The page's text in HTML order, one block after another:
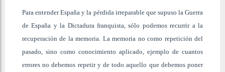
Para entender España y la pérdida irreparable que supuso la Guerra
de España y la Dictadura franquista, sólo podemos recurrir a la
recuperación de la memoria. La memoria no como repetición del
pasado, sino como conocimiento aplicado, ejemplo de cuantos
errores no debemos repetir y de todo aquello que debemos poner